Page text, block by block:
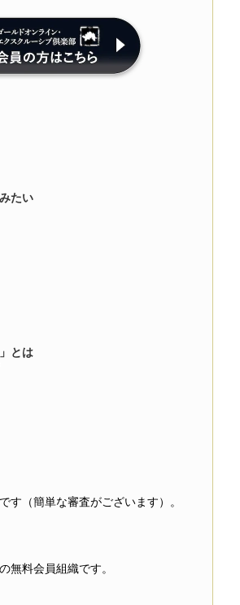
たい
とは
す（簡単な審査がございます）。
無料会員組織です。